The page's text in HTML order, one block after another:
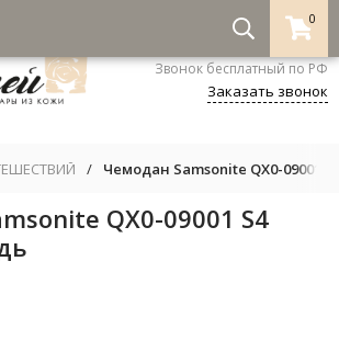
0
8-800-333-5530
Звонок бесплатный по РФ
Заказать звонок
/ Чемодан Samsonite QX0-09001
QX0-09001 S4